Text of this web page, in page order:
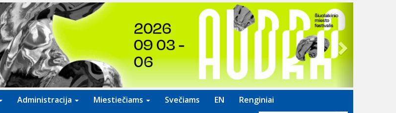
Administracija Miestiečiams Svečiams EN Renginiai